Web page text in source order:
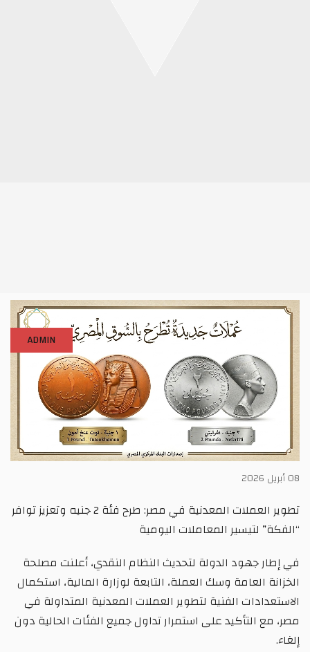
ADMIN
08 أبريل 2026
تطوير العملات المعدنية في مصر: طرح فئة 2 جنيه وتعزيز توافر
“الفكة” لتيسير المعاملات اليومية
في إطار جهود الدولة لتحديث النظام النقدي، أعلنت مصلحة
الخزانة العامة وسك العملة، التابعة لوزارة المالية، استكمال
الاستعدادات الفنية لتطوير العملات المعدنية المتداولة في
مصر، مع التأكيد على استمرار تداول جميع الفئات الحالية دون
إلغاء.